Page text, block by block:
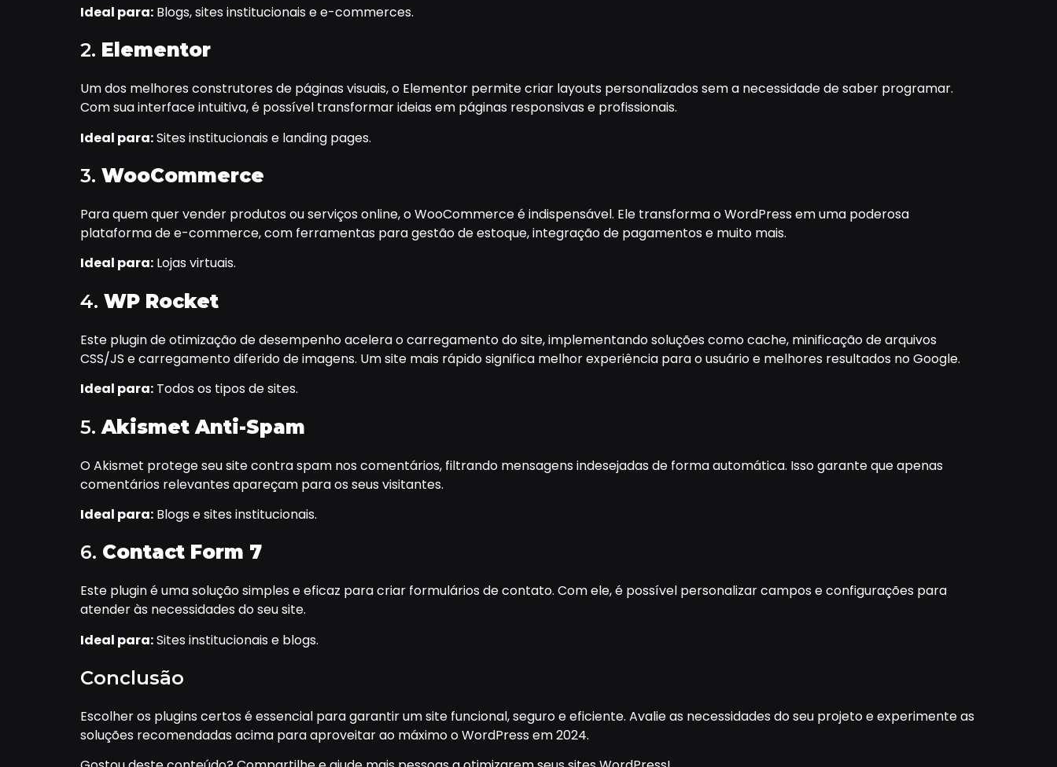
Ideal para: Blogs, sites institucionais e e-commerces.
2. Elementor
Um dos melhores construtores de páginas visuais, o Elementor permite criar layouts personalizados sem a necessidade de saber programar.
Com sua interface intuitiva, é possível transformar ideias em páginas responsivas e profissionais.
Ideal para:Sites institucionais e landing pages.
3. WooCommerce
Para quem quer vender produtos ou serviços online, o WooCommerce é indispensável. Ele transforma o WordPress em uma poderosa
plataforma de e-commerce, com ferramentas para gestão de estoque, integração de pagamentos e muito mais.
Ideal para: Lojas virtuais.
4. WP Rocket
Este plugin de otimização de desempenho acelera o carregamento do site, implementando soluções como cache, minificação de arquivos
CSS/JS e carregamento diferido de imagens. Um site mais rápido significa melhor experiência para o usuário e melhores resultados no Google.
Ideal para: Todos os tipos de sites.
5. Akismet Anti-Spam
O Akismet protege seu site contra spam nos comentários, filtrando mensagens indesejadas de forma automática. Isso garante que apenas
comentários relevantes apareçam para os seus visitantes.
Ideal para: Blogs e sites institucionais.
6. Contact Form 7
Este plugin é uma solução simples e eficaz para criar formulários de contato. Com ele, é possível personalizar campos e configurações para
atender às necessidades do seu site.
Ideal para:Sites institucionais e blogs.
Conclusão
Escolher os plugins certos é essencial para garantir um site funcional, seguro e eficiente. Avalie as necessidades do seu projeto e experimente as
soluções recomendadas acima para aproveitar ao máximo o WordPress em 2024.